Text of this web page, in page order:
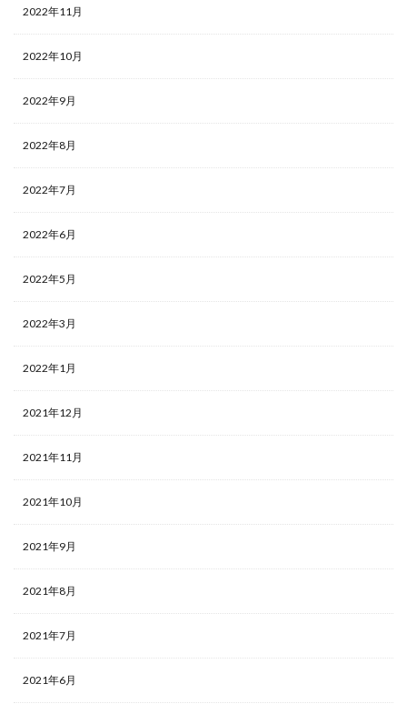
2022年11月
2022年10月
2022年9月
2022年8月
2022年7月
2022年6月
2022年5月
2022年3月
2022年1月
2021年12月
2021年11月
2021年10月
2021年9月
2021年8月
2021年7月
2021年6月